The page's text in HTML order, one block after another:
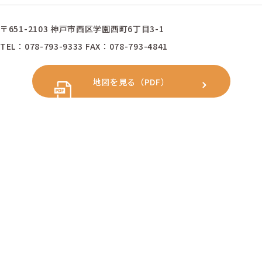
〒651-2103 神戸市西区学園西町6丁目3-1
TEL：078-793-9333 FAX：078-793-4841
地図を見る（PDF）